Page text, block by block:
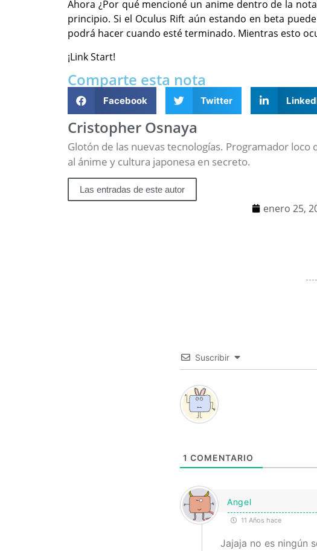
Ahora ¿Por qué mencioné un anime dentro de la
principio. Si el Oculus Rift aún estando en beta
podrá hacer cuando esté terminado. Mientras esto
¡Link Start!
Comparte esta nota
Facebook Twitter
Cristopher Osnaya
Glotón de las nuevas tecnologías. Programador
al ánime y cultura japonesa en secreto.
Las entradas de este autor
enero 25,
Suscribir
1 COMENTARIO
Angel
11 Años hace
Jajaja no es ningún